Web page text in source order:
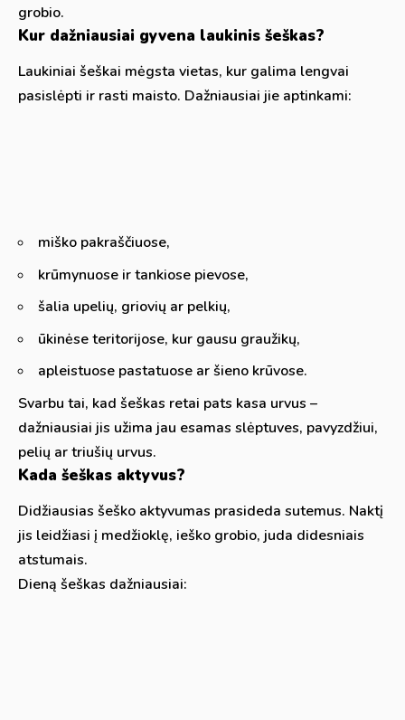
grobio.
Kur dažniausiai gyvena laukinis šeškas?
Laukiniai šeškai mėgsta vietas, kur galima lengvai
pasislėpti ir rasti maisto. Dažniausiai jie aptinkami:
miško pakraščiuose,
krūmynuose ir tankiose pievose,
šalia upelių, griovių ar pelkių,
ūkinėse teritorijose, kur gausu graužikų,
apleistuose pastatuose ar šieno krūvose.
Svarbu tai, kad šeškas retai pats kasa urvus –
dažniausiai jis užima jau esamas slėptuves, pavyzdžiui,
pelių ar triušių urvus.
Kada šeškas aktyvus?
Didžiausias šeško aktyvumas prasideda sutemus. Naktį
jis leidžiasi į medžioklę, ieško grobio, juda didesniais
atstumais.
Dieną šeškas dažniausiai: